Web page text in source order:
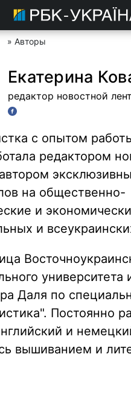
» Авторы
Екатерина
редактор новостной
с опытом
редактором
на общественно-
и
и
университета
Даля по
Постоянно
и
вышиванием и